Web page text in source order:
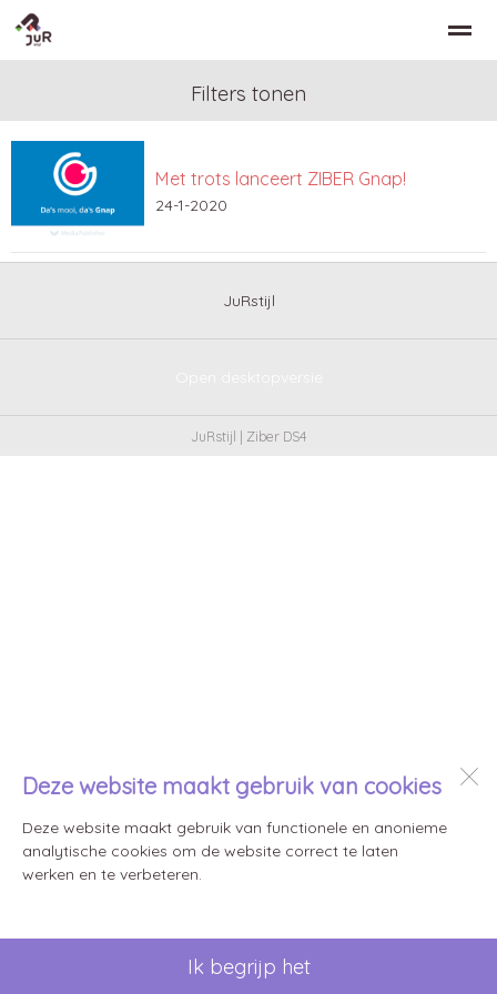
Home Zoeken Nieuws Bellen
Deze website maakt gebruik van cookies
Deze website maakt gebruik van functionele en anonieme
analytische cookies om de website correct te laten
werken en te verbeteren.
Ik begrijp het
Filters tonen
Met trots lanceert ZIBER Gnap!
24-1-2020
JuRstijl
JuRstijl | Ziber DS4